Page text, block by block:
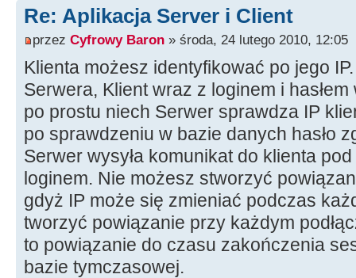
Re: Aplikacja Server i Client
przez Cyfrowy Baron » środa, 24 lutego 2010, 12:05
Klienta możesz identyfikować po jego
Serwera, Klient wraz z loginem i hasłem
po prostu niech Serwer sprawdza IP
po sprawdzeniu w bazie danych hasło
Serwer wysyła komunikat do klienta
loginem. Nie możesz stworzyć
gdyż IP może się zmieniać podczas
tworzyć powiązanie przy każdym
to powiązanie do czasu zakończenia
bazie tymczasowej.